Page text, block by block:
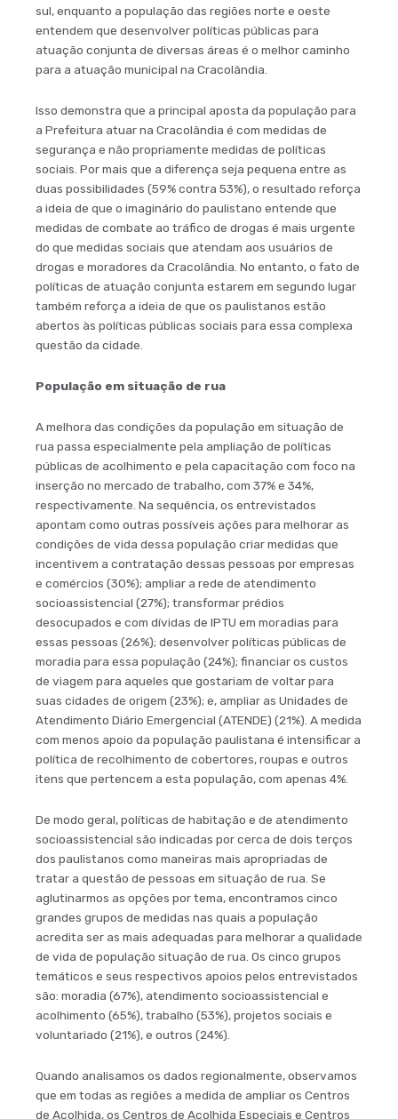
sul, enquanto a população das regiões norte e oeste
entendem que desenvolver políticas públicas para
atuação conjunta de diversas áreas é o melhor caminho
para a atuação municipal na Cracolândia.
Isso demonstra que a principal aposta da população para
a Prefeitura atuar na Cracolândia é com medidas de
segurança e não propriamente medidas de políticas
sociais. Por mais que a diferença seja pequena entre as
duas possibilidades (59% contra 53%), o resultado reforça
a ideia de que o imaginário do paulistano entende que
medidas de combate ao tráfico de drogas é mais urgente
do que medidas sociais que atendam aos usuários de
drogas e moradores da Cracolândia. No entanto, o fato de
políticas de atuação conjunta estarem em segundo lugar
também reforça a ideia de que os paulistanos estão
abertos às políticas públicas sociais para essa complexa
questão da cidade.
População em situação de rua
A melhora das condições da população em situação de
rua passa especialmente pela ampliação de políticas
públicas de acolhimento e pela capacitação com foco na
inserção no mercado de trabalho, com 37% e 34%,
respectivamente. Na sequência, os entrevistados
apontam como outras possíveis ações para melhorar as
condições de vida dessa população criar medidas que
incentivem a contratação dessas pessoas por empresas
e comércios (30%); ampliar a rede de atendimento
socioassistencial (27%); transformar prédios
desocupados e com dívidas de IPTU em moradias para
essas pessoas (26%); desenvolver políticas públicas de
moradia para essa população (24%); financiar os custos
de viagem para aqueles que gostariam de voltar para
suas cidades de origem (23%); e, ampliar as Unidades de
Atendimento Diário Emergencial (ATENDE) (21%). A medida
com menos apoio da população paulistana é intensificar a
política de recolhimento de cobertores, roupas e outros
itens que pertencem a esta população, com apenas 4%.
De modo geral, políticas de habitação e de atendimento
socioassistencial são indicadas por cerca de dois terços
dos paulistanos como maneiras mais apropriadas de
tratar a questão de pessoas em situação de rua. Se
aglutinarmos as opções por tema, encontramos cinco
grandes grupos de medidas nas quais a população
acredita ser as mais adequadas para melhorar a qualidade
de vida de população situação de rua. Os cinco grupos
temáticos e seus respectivos apoios pelos entrevistados
são: moradia (67%), atendimento socioassistencial e
acolhimento (65%), trabalho (53%), projetos sociais e
voluntariado (21%), e outros (24%).
Quando analisamos os dados regionalmente, observamos
que em todas as regiões a medida de ampliar os Centros
de Acolhida, os Centros de Acolhida Especiais e Centros